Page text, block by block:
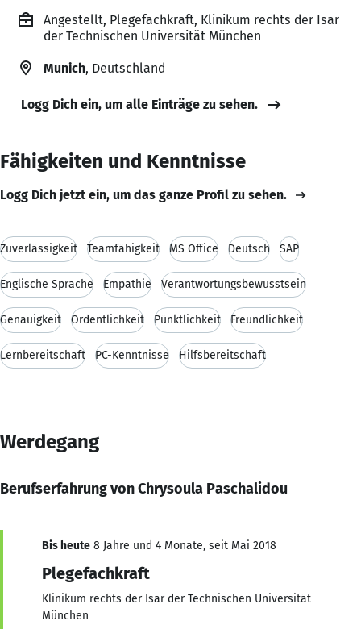
Angestellt, Plegefachkraft, Klinikum rechts der Isar
der Technischen Universität München
Munich, Deutschland
Logg Dich ein, um alle Einträge zu sehen.
Fähigkeiten und Kenntnisse
Logg Dich jetzt ein, um das ganze Profil zu sehen.
Zuverlässigkeit Teamfähigkeit MS Office Deutsch SAP
Englische Sprache Empathie Verantwortungsbewusstsein
Genauigkeit Ordentlichkeit Pünktlichkeit Freundlichkeit
Lernbereitschaft PC-Kenntnisse Hilfsbereitschaft
Werdegang
Berufserfahrung von Chrysoula Paschalidou
Bis heute 8 Jahre und 4 Monate, seit Mai 2018
Plegefachkraft
Klinikum rechts der Isar der Technischen Universität
München